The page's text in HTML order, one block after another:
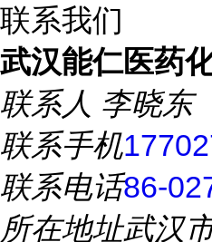
联系我们
武汉能仁医药
联系人 李晓东
联系手机
联系电话86-
所在地址武汉